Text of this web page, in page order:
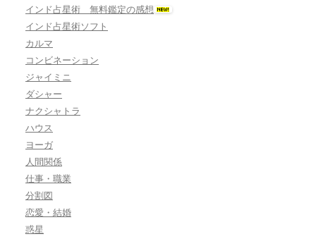
インド占星術 無料鑑定の感想
インド占星術ソフト
カルマ
コンビネーション
ジャイミニ
ダシャー
ナクシャトラ
ハウス
ヨーガ
人間関係
仕事・職業
分割図
恋愛・結婚
惑星